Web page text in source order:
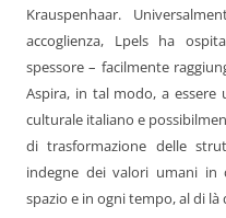
Krauspenhaar.
accoglienza, Lpels ha
spessore – facilmente
Aspira, in tal modo, a essere
culturale italiano e
di trasformazione delle
indegne dei valori umani in
spazio e in ogni tempo, al di